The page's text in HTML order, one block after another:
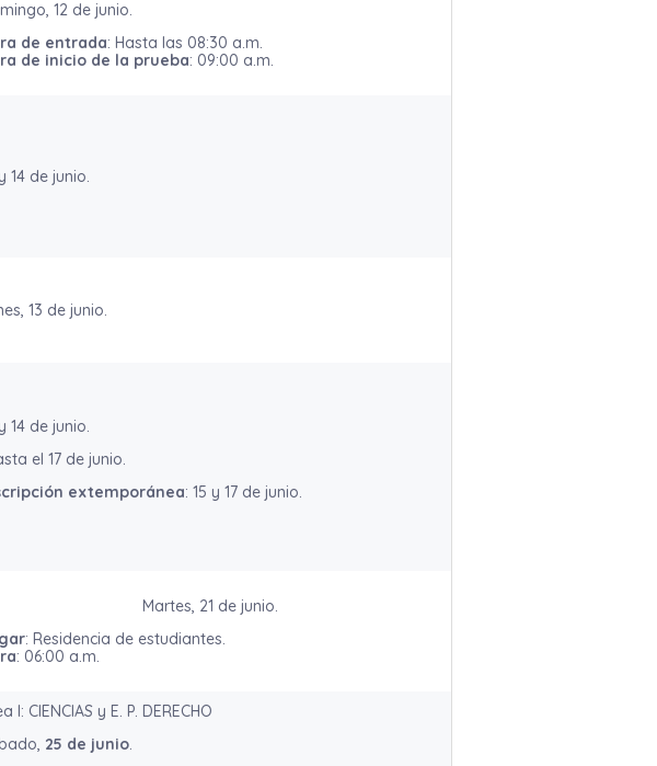
12 de junio.
de entrada: Hasta las 08:30 a.m.
de inicio de la prueba: 09:00 a.m.
14 de junio.
13 de junio.
14 de junio.
el 17 de junio.
extemporánea: 15 y 17 de junio.
Martes, 21 de junio.
: Residencia de estudiantes.
: 06:00 a.m.
I: CIENCIAS y E. P. DERECHO
25 de junio.